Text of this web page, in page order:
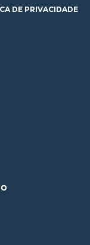
DE PRIVACIDADE